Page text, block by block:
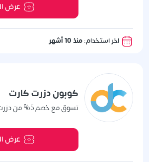
عرض
اخر استخدام:منذ 10 أشهر
كوبون دزرت كارت
تسوق مع خصم 5% من دزرت كارت
عرض